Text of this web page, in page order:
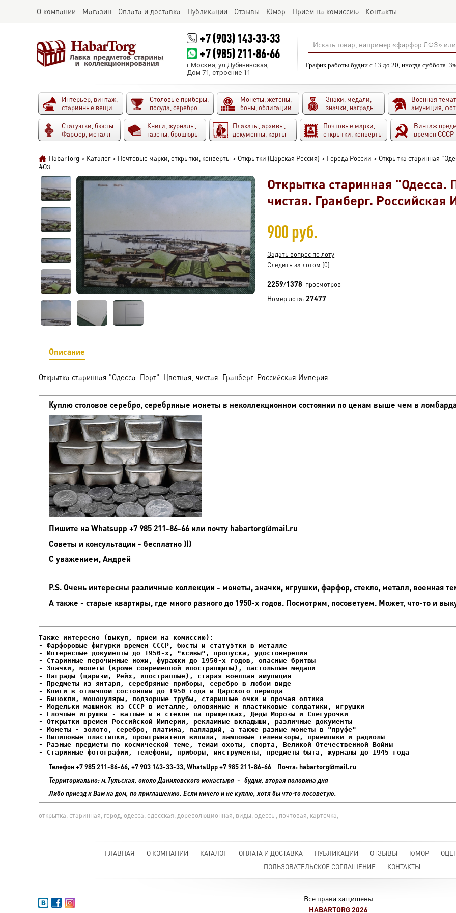
О компании Магазин Оплата и доставка Публикации Отзывы Юмор Прием на комиссию Контакты
+7 (903) 143-33-33
+7 (985) 211-86-66
г.Москва, ул.Дубининская,
Дом 71, строение 11
График работы будни с 13 до 20, иногда суббота.
Интерьер, винтаж,
старинные вещи
Столовые приборы,
посуда, серебро
Монеты, жетоны,
боны, облигации
Знаки, медали,
значки, награды
Военная
амуниция,
Статуэтки, бюсты.
Фарфор, металл
Книги, журналы,
газеты, брошюры
Плакаты, архивы,
документы, карты
Почтовые марки,
открытки, конверты
Винтаж
времен СССР
HabarTorg > Каталог > Почтовые марки, открытки, конверты > Открытки (Царская Россия) > Города России > Открытка старинная
#O3
Открытка старинная "Одесса.
чистая. Гранберг. Российская
900 руб.
Задать вопрос по лоту
Следить за лотом (0)
2259/1378 просмотров
Номер лота:27477
Описание
Открытка старинная "Одесса. Порт". Цветная, чистая. Гранберг. Российская Империя.
Куплю столовое серебро, серебряные монеты в неколлекционном состоянии по ценам выше чем в
Пишите на Whatsupp +7 985 211-86-66 или почту habartorg@mail.ru
Советы и консультации - бесплатно )))
С уважением, Андрей
P.S. Очень интересны различные коллекции - монеты, значки, игрушки, фарфор, стекло, металл, военная
А также - старые квартиры, где много разного до 1950-х годов. Посмотрим, посоветуем. Может, что-то и
- Фарфоровые фигурки времен СССР, бюсты и статуэтки в металле
- Интересные документы до 1950-х, "ксивы", пропуска, удостоверения
- Елочные игрушки - ватные и в стекле на прищепках, Деды Морозы и Снегурочки
- Старинные фотографии, телефоны, приборы, инструменты, предметы быта, журналы до 1945 года
Телефон +7 985 211-86-66, +7 903 143-33-33, WhatsUpp +7 985 211-86-66 Почта: habartorg@mail.ru
Территориально: м.Тульская, около Даниловского монастыря - будни, вторая половина дня
Либо приезд к Вам на дом, по приглашению. Если ничего и не куплю, хотя бы что-то посоветую.
открытка, старинная, город, одесса, одесская, дореволюционная, виды, одессы, почтовая, карточка,
ГЛАВНАЯ О КОМПАНИИ КАТАЛОГ ОПЛАТА И ДОСТАВКА ПУБЛИКАЦИИ ОТЗЫВЫ ЮМОР
ПОЛЬЗОВАТЕЛЬСКОЕ СОГЛАШЕНИЕ
КОНТАКТЫ
Все права защищены
HABARTORG 2026